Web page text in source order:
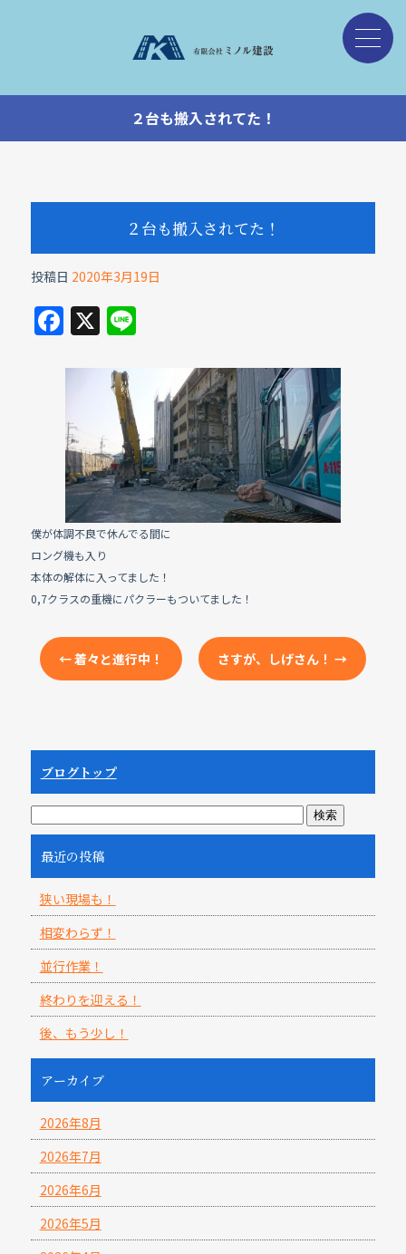
２台も搬入されてた！
２台も搬入されてた！
投稿日 2020年3月19日
F
a
c
b
o
o
k
X Li
僕が体調不良で休んでる間に
ロング機も入り
本体の解体に入ってました！
0,7クラスの重機にパクラーもついてました！
←着々と進行中！ さすが、しげさん！→
ブログトップ
最近の投稿
狭い現場も！
相変わらず！
並行作業！
終わりを迎える！
後、もう少し！
アーカイブ
2026年8月
2026年7月
2026年6月
2026年5月